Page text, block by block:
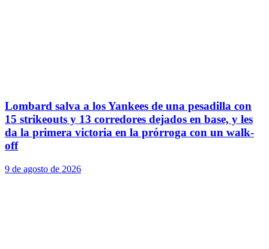
Lombard salva a los Yankees de una pesadilla con
15 strikeouts y 13 corredores dejados en base, y les
da la primera victoria en la prórroga con un walk-
off
9 de agosto de 2026